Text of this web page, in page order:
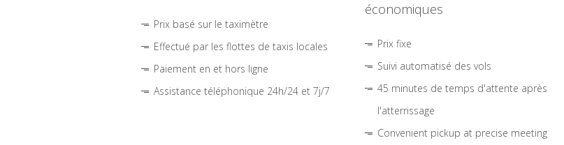
Prix basé sur le taximètre
Effectué par les flottes de taxis locales
Paiement en et hors ligne
Assistance téléphonique 24h/24 et 7j/7
économiques
Prix fixe
Suivi automatisé des vols
45 minutes de temps d'attente après
l'atterrissage
Convenient pickup at precise meeting